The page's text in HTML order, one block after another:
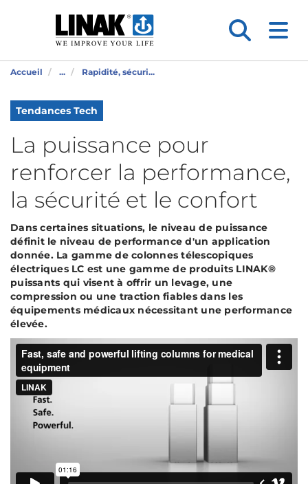
Accueil ... Rapidité, sécuri...
Tendances Tech
La puissance pour
renforcer la performance,
la sécurité et le confort
Dans certaines situations, le niveau de puissance
définit le niveau de performance d'un application
donnée. La gamme de colonnes télescopiques
électriques LC est une gamme de produits LINAK®
puissants qui visent à offrir un levage, une
compression ou une traction fiables dans les
équipements médicaux nécessitant une performance
élevée.